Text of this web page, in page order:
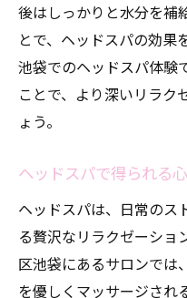
日常を忘れさ
池袋でのリラ
心身のリフレッシ
ス
スポット
心身のリフレ
池袋での新し
池袋の癒しの
日常の疲れを
後はしっかりと水分を補
とで、ヘッドスパの効果
池袋でのヘッドスパ体験
ことで、より深いリラク
ょう。
ヘッドスパで得られる
ヘッドスパは、日常のス
る贅沢なリラクゼーショ
区池袋にあるサロンでは
を優しくマッサージされ